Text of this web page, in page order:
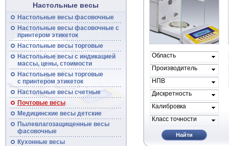
Настольные весы
Настольные весы фасовочные
Настольные весыфасовочные с
принтером этикеток
Настольные весы торговые
Настольныевесыс индикацией
массы, цены, стоимости
Настольные весыторговые
с принтером этикеток
Настольные весысчетные
Почтовые весы
Медицинские весы детские
Пылевлагозащищенные весы
фасовочные
Кухонные весы
Область
применения
Производитель
весов
НПВ
Дискретность
Калибровка
Класс точности
Найти